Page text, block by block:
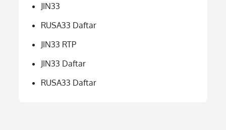
JIN33
RUSA33 Daftar
JIN33 RTP
JIN33 Daftar
RUSA33 Daftar